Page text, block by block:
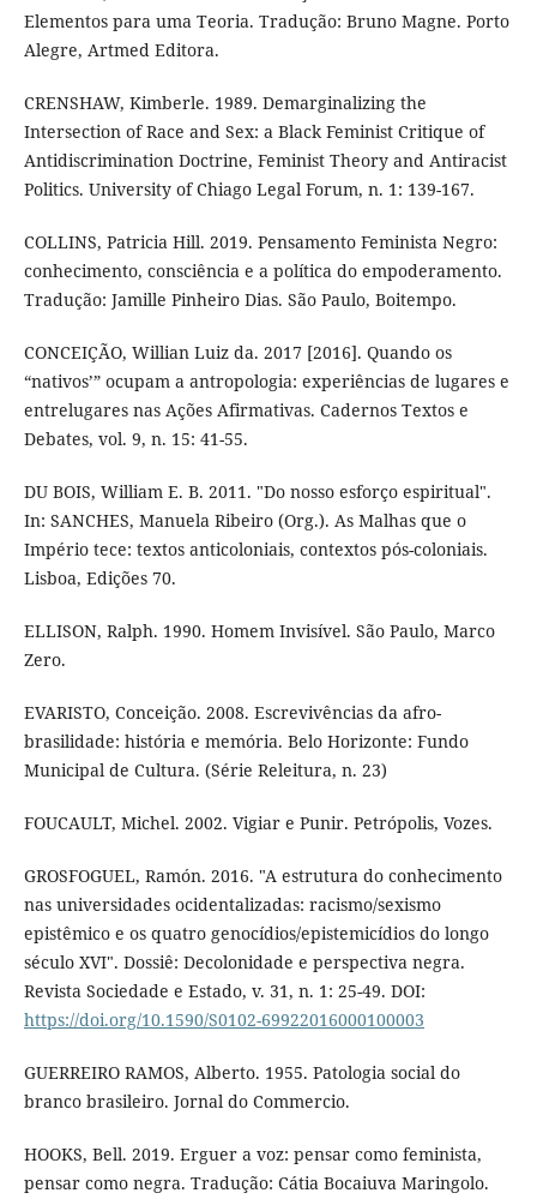
Elementos para uma Teoria. Tradução: Bruno Magne. Porto
Alegre, Artmed Editora.
CRENSHAW, Kimberle. 1989. Demarginalizing the
Intersection of Race and Sex: a Black Feminist Critique of
Antidiscrimination Doctrine, Feminist Theory and Antiracist
Politics. University of Chiago Legal Forum, n. 1: 139-167.
COLLINS, Patricia Hill. 2019. Pensamento Feminista Negro:
conhecimento, consciência e a política do empoderamento.
Tradução: Jamille Pinheiro Dias. São Paulo, Boitempo.
CONCEIÇÃO, Willian Luiz da. 2017 [2016]. Quando os
“nativos’” ocupam a antropologia: experiências de lugares e
entrelugares nas Ações Afirmativas. Cadernos Textos e
Debates, vol. 9, n. 15: 41-55.
DU BOIS, William E. B. 2011. "Do nosso esforço espiritual".
In: SANCHES, Manuela Ribeiro (Org.). As Malhas que o
Império tece: textos anticoloniais, contextos pós-coloniais.
Lisboa, Edições 70.
ELLISON, Ralph. 1990. Homem Invisível. São Paulo, Marco
Zero.
EVARISTO, Conceição. 2008. Escrevivências da afro-
brasilidade: história e memória. Belo Horizonte: Fundo
Municipal de Cultura. (Série Releitura, n. 23)
FOUCAULT, Michel. 2002. Vigiar e Punir. Petrópolis, Vozes.
GROSFOGUEL, Ramón. 2016. "A estrutura do conhecimento
nas universidades ocidentalizadas: racismo/sexismo
epistêmico e os quatro genocídios/epistemicídios do longo
século XVI". Dossiê: Decolonidade e perspectiva negra.
Revista Sociedade e Estado, v. 31, n. 1: 25-49. DOI:
https://doi.org/10.1590/S0102-69922016000100003
GUERREIRO RAMOS, Alberto. 1955. Patologia social do
branco brasileiro. Jornal do Commercio.
HOOKS, Bell. 2019. Erguer a voz: pensar como feminista,
pensar como negra. Tradução: Cátia Bocaiuva Maringolo.